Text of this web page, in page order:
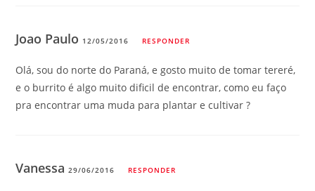
Joao Paulo 12/05/2016 RESPONDER
Olá, sou do norte do Paraná, e gosto muito de tomar tereré,
e o burrito é algo muito dificil de encontrar, como eu faço
pra encontrar uma muda para plantar e cultivar ?
Vanessa29/06/2016 RESPONDER